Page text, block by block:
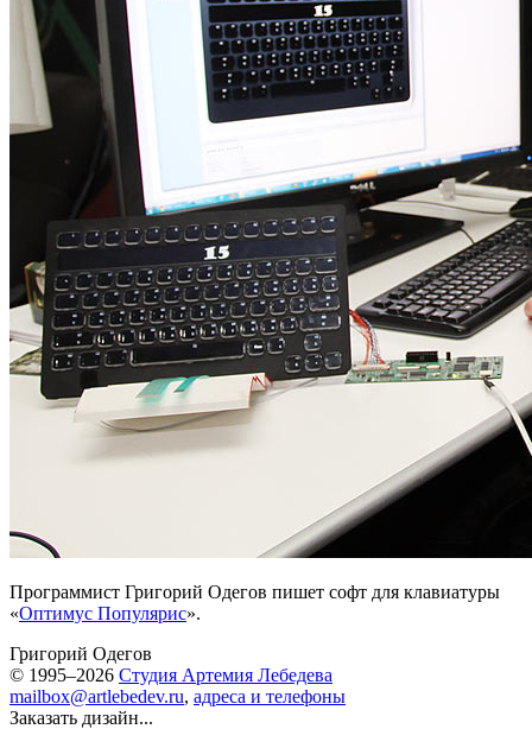
Программист Григорий Одегов пишет софт для клавиатуры
«Оптимус Популярис».
Григорий Одегов
© 1995–2026 Студия Артемия Лебедева
mailbox@artlebedev.ru, адреса и телефоны
Заказать дизайн...